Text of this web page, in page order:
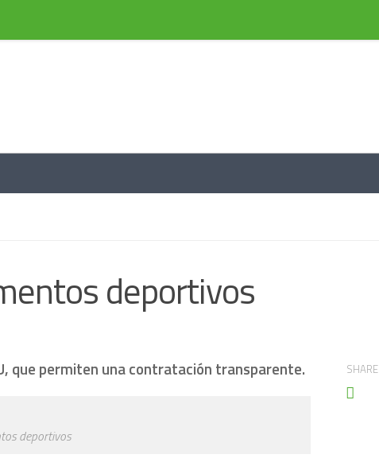
deportivos
que permiten una contratación transparente.
deportivos
SHARE